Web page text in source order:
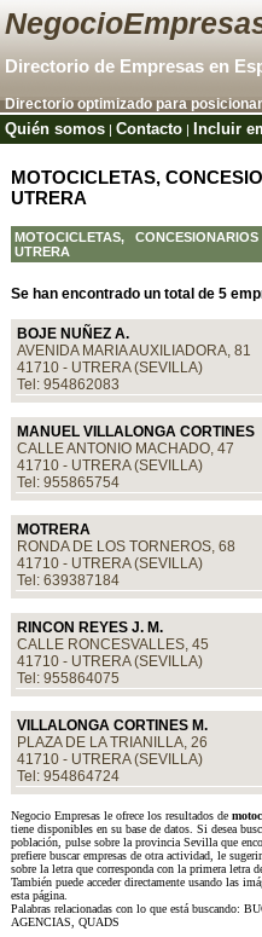
Directorio de Empresas en
Directorio optimizado para
Quién somos |Contacto Incluir
MOTOCICLETAS,
UTRERA
MOTOCICLETAS,
UTRERA
Se han encontrado un total de 5
BOJE NUÑEZ A.
AVENIDA MARIA AUXILIADORA, 81
41710 - UTRERA (SEVILLA)
Tel: 954862083
MANUEL VILLALONGA CORTINES
CALLE ANTONIO MACHADO, 47
41710 - UTRERA (SEVILLA)
Tel: 955865754
MOTRERA
RONDA DE LOS TORNEROS, 68
41710 - UTRERA (SEVILLA)
Tel: 639387184
RINCON REYES J. M.
CALLE RONCESVALLES, 45
41710 - UTRERA (SEVILLA)
Tel: 955864075
VILLALONGA CORTINES M.
PLAZA DE LA TRIANILLA, 26
41710 - UTRERA (SEVILLA)
Tel: 954864724
Negocio Empresas le ofrece los resultados de
tiene disponibles en su base de datos. Si desea
población, pulse sobre la provincia Sevilla que
prefiere buscar empresas de otra actividad, le
sobre la letra que corresponda con la primera letra
También puede acceder directamente usando las
esta página.
Palabras relacionadas con lo que está buscando:
AGENCIAS, QUADS